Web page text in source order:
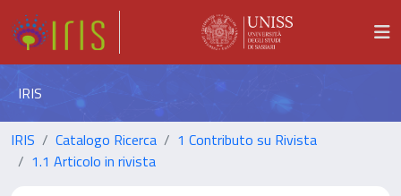
IRIS
IRIS Catalogo Ricerca
1 Contributo su Rivista
1.1 Articolo in rivista